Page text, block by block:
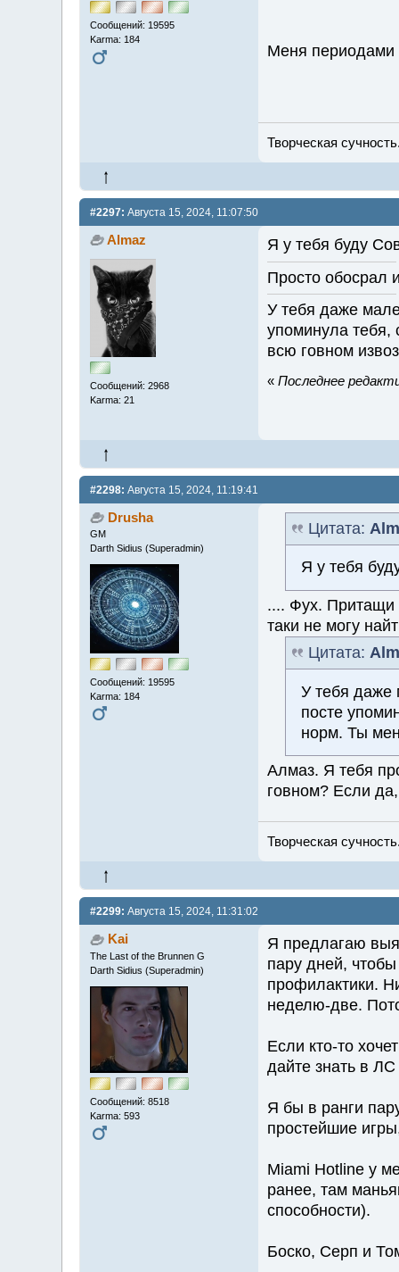
Сообщений: 19595
Karma: 184
Меня периодами
Творческая
#2297: Августа 15, 2024, 11:07:50
Almaz
Сообщений: 2968
Karma: 21
Я у тебя буду
Просто обосрал
У тебя даже
упоминула тебя,
всю говном
« Последнее
#2298: Августа 15, 2024, 11:19:41
Drusha
GM
Darth Sidius (Superadmin)
Сообщений: 19595
Karma: 184
Цитата:
Я у тебя
.... Фух. Притащи
таки не могу
Цитата:
У тебя даже
посте
норм. Ты
Алмаз. Я тебя
говном? Если
Творческая
#2299: Августа 15, 2024, 11:31:02
Kai
The Last of the Brunnen G
Darth Sidius (Superadmin)
Сообщений: 8518
Karma: 593
Я предлагаю
пару дней,
профилактики.
неделю-две.
Если кто-то
дайте знать в
Я бы в ранги
простейшие
Miami Hotline у
ранее, там
способности).
Боско, Серп и